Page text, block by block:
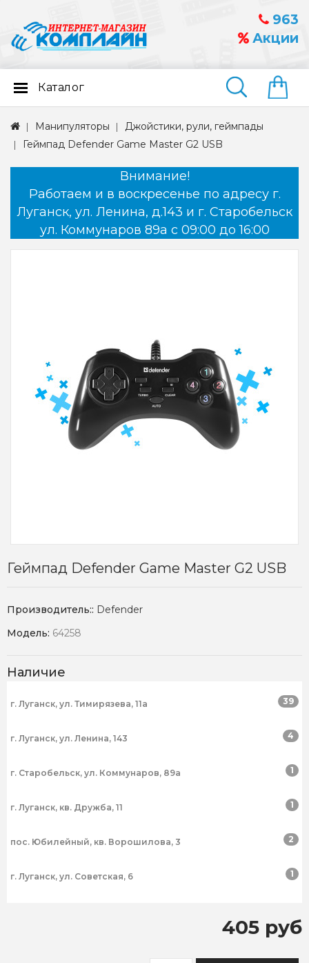
963
Акции
Найти
Каталог
Манипуляторы
Джойстики, рули, геймпады
Геймпад Defender Game Master G2 USB
Внимание!
Работаем и в воскресенье по адресу г.
Луганск, ул. Ленина, д.143 и г. Старобельск
ул. Коммунаров 89а с 09:00 до 16:00
Геймпад Defender Game Master G2 USB
Производитель:: Defender
Модель: 64258
Наличие
г. Луганск, ул. Тимирязева, 11а 39
г. Луганск, ул. Ленина, 143 4
г. Старобельск, ул. Коммунаров, 89а 1
г. Луганск, кв. Дружба, 11 1
пос. Юбилейный, кв. Ворошилова, 3 2
г. Луганск, ул. Советская, 6 1
405 руб